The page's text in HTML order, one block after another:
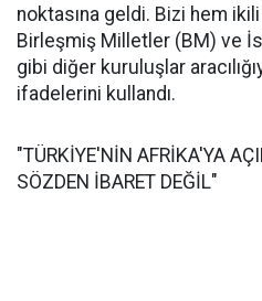
noktasına geldi. Bizi hem
Birleşmiş Milletler (BM) ve
gibi diğer kuruluşlar
ifadelerini kullandı.
"TÜRKİYE'NİN AFRİKA'YA
SÖZDEN İBARET DEĞİL"